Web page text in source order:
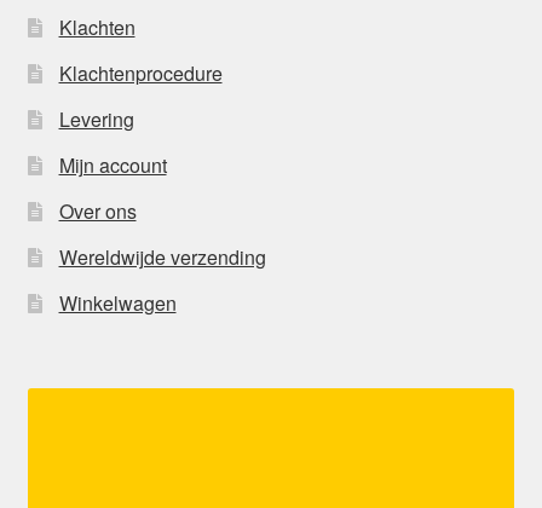
Klachten
Klachtenprocedure
Levering
Mijn account
Over ons
Wereldwijde verzending
Winkelwagen